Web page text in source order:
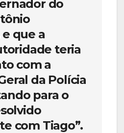
do
que a
teria
com a
da Polícia
para o
com Tiago”.